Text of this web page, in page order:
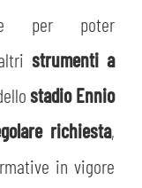
per poter
strumenti a
stadio Ennio
richiesta,
in vigore